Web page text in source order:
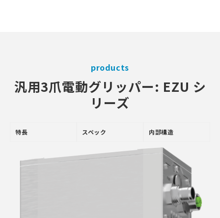
products
汎用3爪電動グリッパー: EZU シ
リーズ
特長 スペック 内部構造